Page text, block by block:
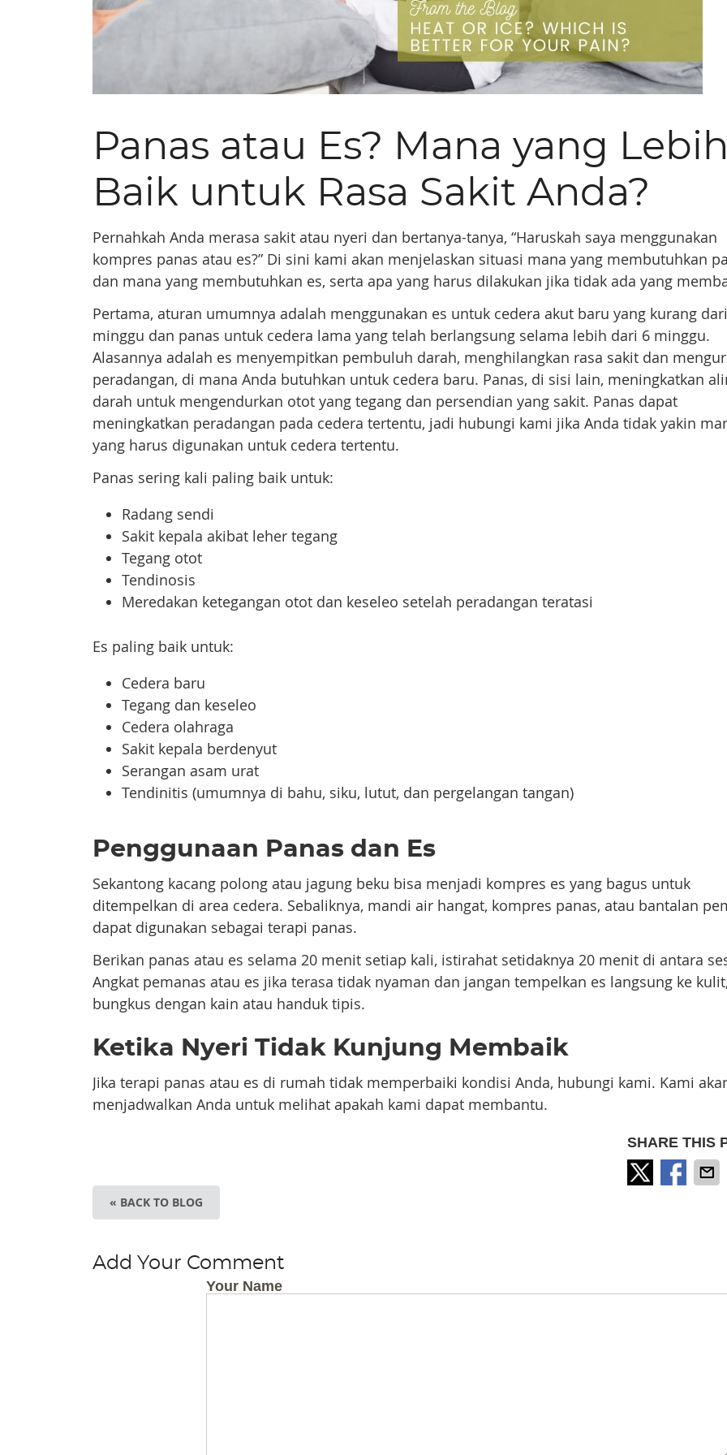
Panas atau Es? Mana yang Lebih
Baik untuk Rasa Sakit Anda?
Pernahkah Anda merasa sakit atau nyeri dan bertanya-tanya, “Haruskah saya menggunakan
kompres panas atau es?” Di sini kami akan menjelaskan situasi mana yang membutuhkan
dan mana yang membutuhkan es, serta apa yang harus dilakukan jika tidak ada yang
Pertama, aturan umumnya adalah menggunakan es untuk cedera akut baru yang kurang
minggu dan panas untuk cedera lama yang telah berlangsung selama lebih dari 6 minggu.
Alasannya adalah es menyempitkan pembuluh darah, menghilangkan rasa sakit dan
peradangan, di mana Anda butuhkan untuk cedera baru. Panas, di sisi lain, meningkatkan
darah untuk mengendurkan otot yang tegang dan persendian yang sakit. Panas dapat
meningkatkan peradangan pada cedera tertentu, jadi hubungi kami jika Anda tidak yakin
yang harus digunakan untuk cedera tertentu.
Panas sering kali paling baik untuk:
Radang sendi
Sakit kepala akibat leher tegang
Tegang otot
Tendinosis
Meredakan ketegangan otot dan keseleo setelah peradangan teratasi
Es paling baik untuk:
Cedera baru
Tegang dan keseleo
Cedera olahraga
Sakit kepala berdenyut
Serangan asam urat
Tendinitis (umumnya di bahu, siku, lutut, dan pergelangan tangan)
Penggunaan Panas dan Es
Sekantong kacang polong atau jagung beku bisa menjadi kompres es yang bagus untuk
ditempelkan di area cedera. Sebaliknya, mandi air hangat, kompres panas, atau bantalan
dapat digunakan sebagai terapi panas.
Berikan panas atau es selama 20 menit setiap kali, istirahat setidaknya 20 menit di antara
Angkat pemanas atau es jika terasa tidak nyaman dan jangan tempelkan es langsung ke kulit,
bungkus dengan kain atau handuk tipis.
Ketika Nyeri Tidak Kunjung Membaik
Jika terapi panas atau es di rumah tidak memperbaiki kondisi Anda, hubungi kami. Kami
menjadwalkan Anda untuk melihat apakah kami dapat membantu.
SHARE THIS
« BACK TO BLOG
Add Your Comment
Your Name